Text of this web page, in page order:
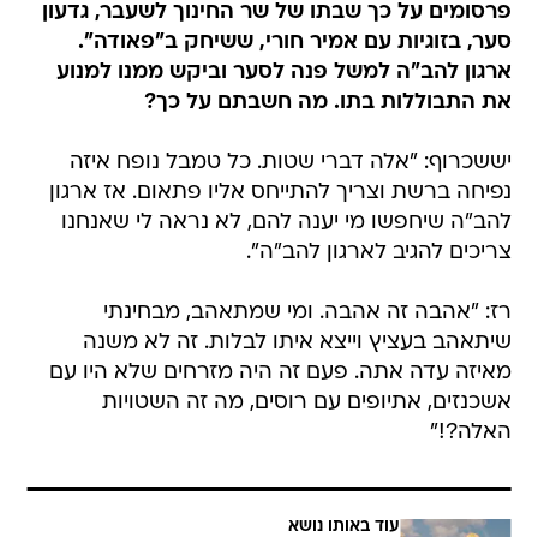
פרסומים על כך שבתו של שר החינוך לשעבר, גדעון
סער, בזוגיות עם אמיר חורי, ששיחק ב"פאודה".
ארגון להב"ה למשל פנה לסער וביקש ממנו למנוע
את התבוללות בתו. מה חשבתם על כך?
יששכרוף: "אלה דברי שטות. כל טמבל נופח איזה
נפיחה ברשת וצריך להתייחס אליו פתאום. אז ארגון
להב"ה שיחפשו מי יענה להם, לא נראה לי שאנחנו
צריכים להגיב לארגון להב"ה".
רז: "אהבה זה אהבה. ומי שמתאהב, מבחינתי
שיתאהב בעציץ וייצא איתו לבלות. זה לא משנה
מאיזה עדה אתה. פעם זה היה מזרחים שלא היו עם
אשכנזים, אתיופים עם רוסים, מה זה השטויות
האלה?!"
עוד באותו נושא